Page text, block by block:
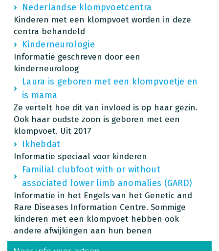
Nederlandse klompvoetcentra
Kinderen met een klompvoet worden in deze
centra behandeld
Kinderneurologie
Informatie geschreven door een
kinderneuroloog
Laura is geboren met een klompvoetje en
is mama
Ze vertelt hoe dit van invloed is op haar gezin.
Ook haar oudste zoon is geboren met een
klompvoet. Uit 2017
Ikhebdat
Informatie speciaal voor kinderen
Familial clubfoot with or without
associated lower limb anomalies (GARD)
Informatie in het Engels van het Genetic and
Rare Diseases Information Centre. Sommige
kinderen met een klompvoet hebben ook
andere afwijkingen aan hun benen